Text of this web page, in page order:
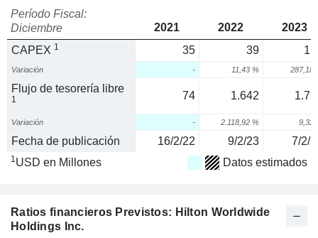
Período Fiscal:
Diciembre
2021 2022
2023
CAPEX 1 35 39
Variación - 11,43 % 287,18
Flujo de tesorería libre
1 74 1.642
Variación - 2.118,92 % 9,32
Fecha de publicación 16/2/22 9/2/23 7/2/
1USD en Millones Datos estimados
Ratios financieros Previstos: Hilton Worldwide
Holdings Inc.